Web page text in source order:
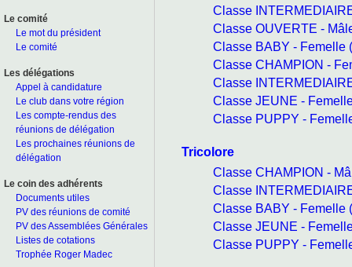
Le comité
Le mot du président
Le comité
Les délégations
Appel à candidature
Le club dans votre région
Les compte-rendus des
réunions de délégation
Les prochaines réunions de
délégation
Le coin des adhérents
Documents utiles
PV des réunions de comité
PV des Assemblées Générales
Listes de cotations
Trophée Roger Madec
Classe
Classe OUVERTE -
Classe BABY - Femelle
Classe CHAMPION -
Classe
Classe JEUNE -
Classe PUPPY -
Tricolore
Classe CHAMPION -
Classe
Classe BABY - Femelle
Classe JEUNE -
Classe PUPPY -